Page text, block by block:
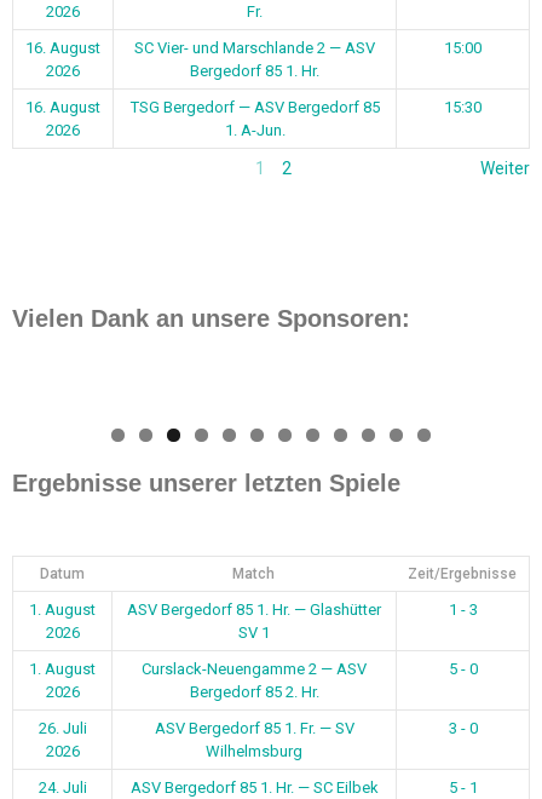
2026
Fr.
16. August
2026
SC Vier- und Marschlande 2 — ASV
Bergedorf 85 1. Hr.
15:00
16. August
2026
TSG Bergedorf — ASV Bergedorf 85
1. A-Jun.
15:30
1 2 Weiter
Vielen Dank an unsere Sponsoren:
0 1 2
Ergebnisse unserer letzten Spiele
Datum Match Zeit/Ergebnisse
1. August
2026
ASV Bergedorf 85 1. Hr. — Glashütter
SV 1
1 - 3
1. August
2026
Curslack-Neuengamme 2 — ASV
Bergedorf 85 2. Hr.
5 - 0
26. Juli
2026
ASV Bergedorf 85 1. Fr. — SV
Wilhelmsburg
3 - 0
24. Juli ASV Bergedorf 85 1. Hr. — SC Eilbek 5 - 1